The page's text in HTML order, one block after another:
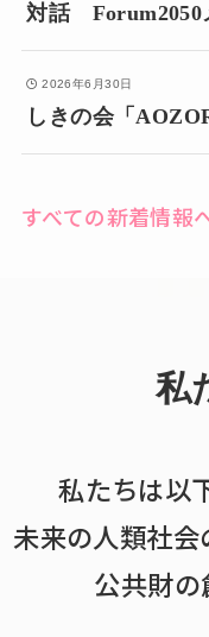
対話 Forum2050
2026年6月30日
しきの会「
すべての新着情報
私
私たちは以
未来の人類社
公共財の